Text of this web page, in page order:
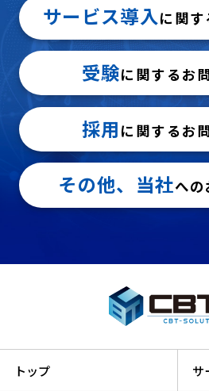
サービス導入に関
受験に関するお
採用 に関するお
その他、当社への
トップ サ